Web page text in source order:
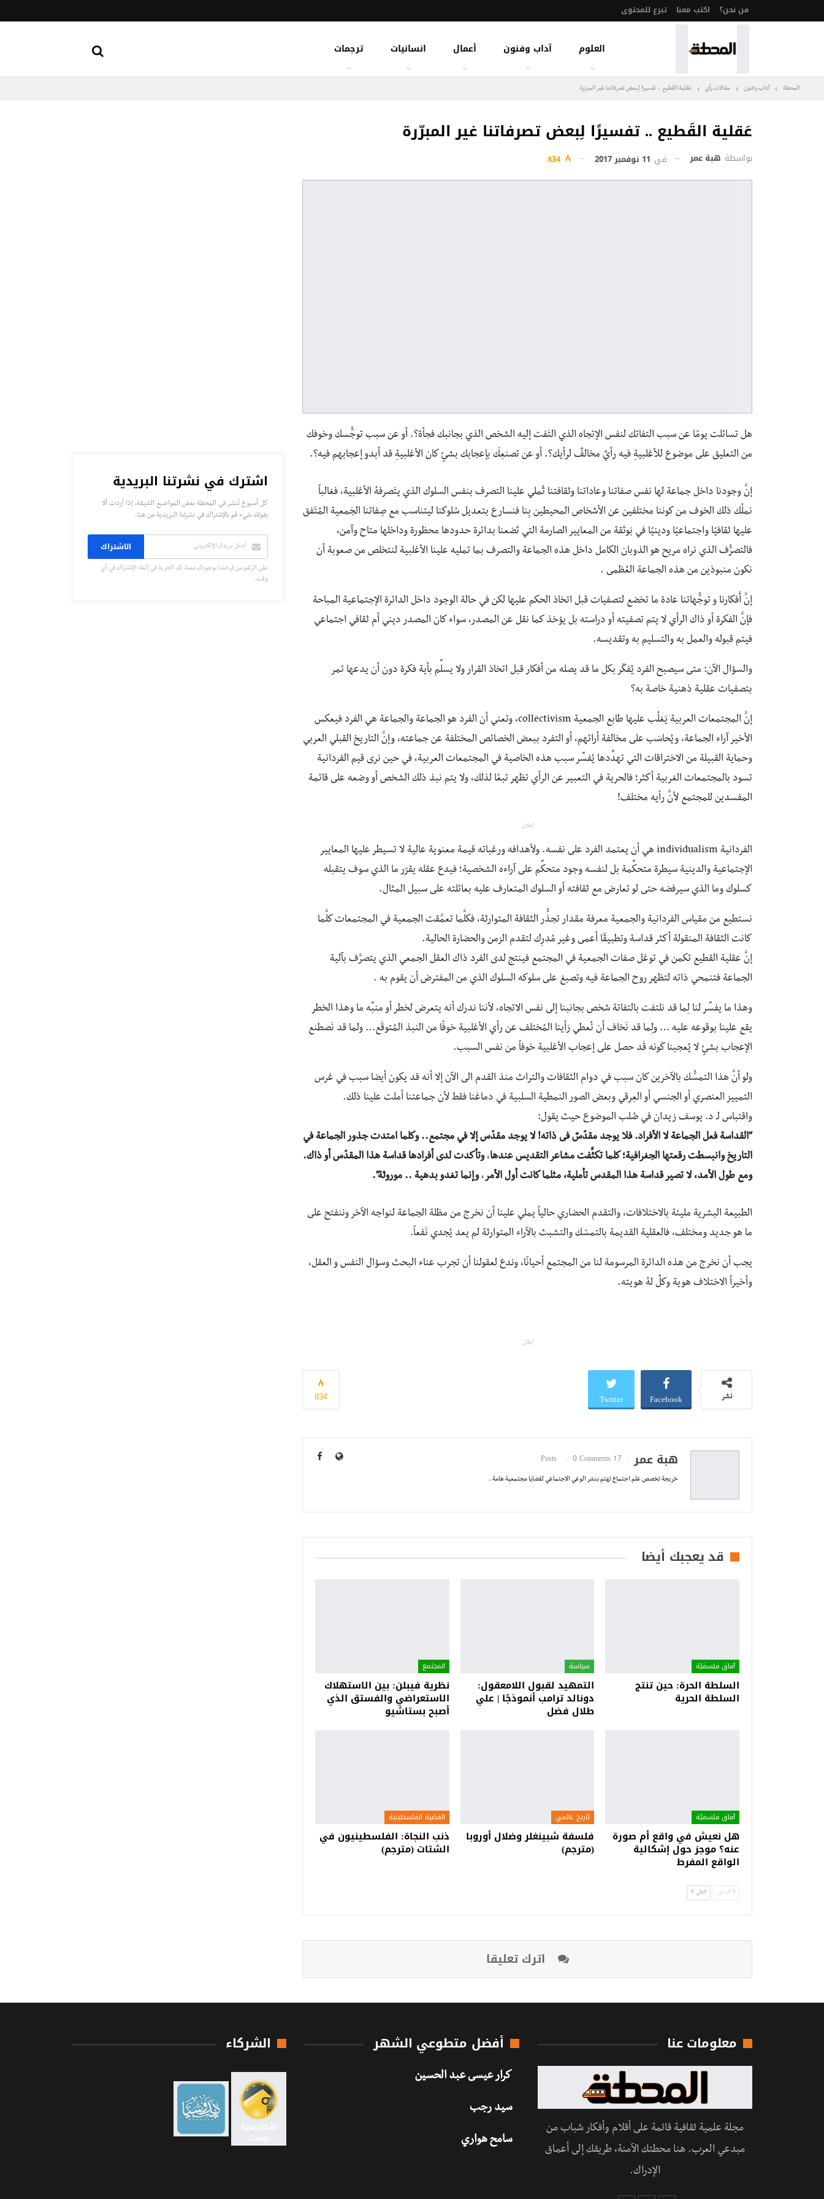
من نحن؟ اكتب معنا تبرع للمحتوى
العلوم آداب وفنون أعمال انسانيات ترجمات
المحطة آداب وفنون مقالات رأي عَقلية القَطيع .. تفسيرًا لِبعض تصرفاتنا غير المبرّرة
عَقلية القَطيع .. تفسيرًا لِبعض تصرفاتنا غير المبرّرة
بواسطة هبة عمر في 11 نوفمبر 2017 834
هل تسائلت يومًا عن سبب التفاتك لنفس الإتجاه الذي التَفت إليه الشخص الذي بجانبك فجأة؟. أو عن سبب توجُّسك وخوفك
من التعليق على موضوع للأغلبيةِ فيه رأيٌ مخالفٌ لرأيك؟. أو عن تصنعِكَ بإعجابك بشئٍ كان الأغلبيةِ قد أبدو إعجابهم فيه؟.
إنَّ وجودنا داخل جماعة لها نفس صفاتنا وعاداتنا وثقافتنا تُملي علينا التصرف بنفس السلوك الذي يتَصرفهُ الأغلبية، فغالباً
نملُك ذلك الخوف من كوننا مختلفين عن الأشخاص المحيطين بِنا فنسارع بتعديل سُلوكنا ليتناسب مع صِفاتنا الجَمعية المُتَفق
عليها ثقافيًا واجتماعيًا ودينيًا في بَوتَقة من المعايير الصارمة التي تَضعنا بدائرة حدودها محظورة وداخلها متاح وآمن،
فالتصرُّف الذي نراه مريح هو الذوبان الكامل داخل هذه الجماعة والتصرف بما تمليه علينا الأغلبية لنتخلص من صعوبة أن
نكون منبوذين من هذه الجماعة العُظمى .
إنَّ أَفكارنا و توجُّهاتنا عادة ما تخضع لتصفيات قبل اتخاذ الحكم عليها لكن في حالة الوجود داخل الدائرة الإجتماعية المباحة
فإنَّ الفكرة أو ذاك الرأي لا يتم تصفيته أو دراسته بل يؤخذ كما نقل عن المصدر، سواء كان المصدر ديني أم ثقافي اجتماعي
فيتم قبوله والعمل به والتسليم به وتقديسه.
والسؤال الآن: متى سيصبح الفرد يُفكّر بكل ما قد يصله من أفكار قبل اتخاذ القرار ولا يسلِّم بأية فكرة دون أن يدعها تمر
بتصفيات عقلية ذهنية خاصة به؟
إنَّ المجتمعات العربية يَغلُب عليها طابع الجمعية collectivism، وتعني أن الفرد هو الجماعة والجماعة هي الفرد فيعكس
الأخير آراء الجماعة، ويُحاسَب على مخالفة أرائهم، أو التفرد ببعض الخصائص المختلفة عن جماعته، وإنَّ التاريخ القبلي العربي
وحماية القبيلة من الاختراقات التي تهدِّدها يُفسِّر سبب هذه الخاصية في المجتمعات العربية، في حين نرى قيم الفردانية
تسود بالمجتمعات الغربية أكثر؛ فالحرية في التعبير عن الرأي تظهر تبعًا لذلك، ولا يتم نبذ ذلك الشخص أو وضعه على قائمة
المفسدين للمجتمع لأنَّ رأيه مختلف!
إعلان
الفردانية individualism هي أن يعتمد الفرد على نفسه. ولأهدافه ورغباته قيمة معنوية عالية لا تسيطر عليها المعايير
الإجتماعية والدينية سيطرة متحكِّمة بل لنفسه وجود متحكِّم على آراءه الشخصية؛ فيدع عقله يقرّر ما الذي سوف يتقبله
كسلوك وما الذي سيرفضه حتى لو تعارض مع ثقافته أو السلوك المتعارف عليه بعائلته على سبيل المثال.
نستطيع من مقياس الفردانية والجمعية معرفة مقدار تجذُّر الثقافة المتوارثة، فكلَّما تعمَّقت الجمعية في المجتمعات كلَّما
كانت الثقافة المنقولة أكثر قداسة وتطبيقًا أعمى وغير مُدرِك لتقدم الزمن والحضارة الحالية.
إنَّ عقلية القطيع تكمن في توغل صفات الجمعية في المجتمع فينتج لدى الفرد ذاك العقل الجمعي الذي يتصرَّف بآلية
الجماعة فتنمحي ذاته لتظهر روح الجماعة فيه وتصبغ على سلوكه السلوك الذي من المفترض أن يقوم به .
وهذا ما يفسِّر لنا لِما قد نلتفت بالتفاتة شخص بجانبنا إلى نفس الاتجاه، لأننا ندرك أنه يتعرض لخطر أو منبِّه ما وهذا الخطر
يقع علينا بوقوعه عليه … ولِما قد نَخاف أن نُعطي رَأينا المُختلف عن رأي الأغلبية خوفًا من النبذ المُتوقَع… ولما قد نَصطنع
الإعجاب بشئٍ لا يُعجبنا كَونه قَد حصل على إعجاب الأغلبية خوفاً من نفس السبب.
ولو أنَّ هذا التمسُّك بالآخرين كان سبب في دوام الثقافات والتراث منذ القدم الى الآن إلا أنه قد يكون أيضا سبب في غرس
التمييز العنصري أو الجنسي أو العِرقي وبعض الصور النمطية السلبية في دماغنا فقط لأن جماعتنا أملت علينا ذلك.
واقتباس لـ د. يوسف زيدان في صُلب الموضوع حيث يقول:
“القداسة فعل الجماعة لا الأفراد. فلا يوجد مقدّسٌ فى ذاته! لا يوجد مقدّس إلا في مجتمع.. وكلما امتدت جذور الجماعة في
التاريخ وانبسطت رقعتها الجغرافية؛ كلما تكثَّفت مشاعر التقديس عندها،وتأكدت لدى أفرادها قداسة هذا المقدّس أو ذاك.
ومع طول الأمد، لا تصير قداسة هذا المقدس تأملية، مثلما كانت أول الأمر،وإنما تغدو بدهية .. موروثة”.
الطبيعة البشرية مليئة بالاختلافات، والتقدم الحضاري حالياً يملي علينا أن نخرج من مظلة الجماعة لنواجه الآخر وننفتح على
ما هو جديد ومختلف، فالعقلية القديمة بالتمسّك والتشبث بالآراء المتوارثة لم يعد يُجدي نَفعاً.
يجب أن نخرج من هذه الدائرة المرسومة لنا من المجتمع أحيانًا، وندع لعقولنا أن تجرب عناء البحث وسؤال النفس و العقل،
وأخيراً الاختلاف هوية وكلٌ لهُ هويته.
إعلان
834 نشر Facebook
Twitter
هبة عمر 17 Posts
0 Comments
خريجة تخصص علم اجتماع تهتم بنشر الوعي الاجتماعي لقضايا مجتمعية هامة .
قد يعجبك أيضا
آفاق فلسفيّة‎
السلطة الحرة: حين تنتج
السلطة الحرية
سياسة
التمهيد لقبول اللامعقول:
دونالد ترامب أنموذجًا | علي
طلال فضل
المجتمع
نظرية فيبلن: بين الاستهلاك
الاستعراضي والفستق الذي
أصبح بستاشيو
آفاق فلسفيّة‎
هل نعيش في واقع أم صورة
عنه؟ موجز حول إشكالية
الواقع المفرط
تاريخ عالمي
فلسفة شبينغلر وضلال أوروبا
(مترجم)
القضية الفلسطينية
ذنب النجاة: الفلسطينيون في
الشتات (مترجم)
السابق التالي
اترك تعليقا
اشترك في نشرتنا البريدية
كل أسبوع تُنشر في المحطة بعض المواضيع الشيقة، إذا أردت ألا
يفوتك شيء قم بالإشتراك في نشرتنا البريدية من هنا.
الاشتراك
على الرغم من فرحتنا بوجودك معنا، لك الحرية في إلغاء الإشتراك في أي
وقت.
معلومات عنا
مجلة علمية ثقافية قائمة على أقلام وأفكار شباب من
مبدعي العرب. هنا محطتك الآمنة، طريقك إلى أعماق
الإدراك.
أفضل متطوعي الشهر
كرار عيسى عبد الحسين
سيد رجب
سامح هواري
الشركاء